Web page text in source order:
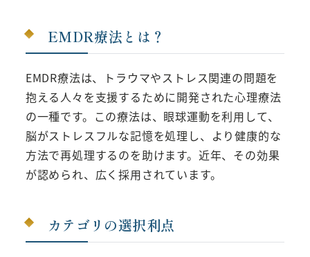
EMDR療法とは？
EMDR療法は、トラウマやストレス関連の問題を
抱える人々を支援するために開発された心理療法
の一種です。この療法は、眼球運動を利用して、
脳がストレスフルな記憶を処理し、より健康的な
方法で再処理するのを助けます。近年、その効果
が認められ、広く採用されています。
カテゴリの選択利点